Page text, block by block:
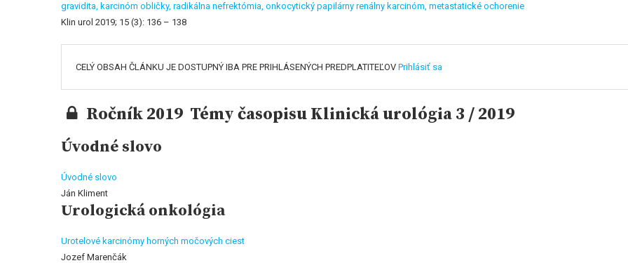
gravidita, karcinóm obličky, radikálna nefrektómia, onkocytický papilárny renálny karcinóm, metastatické ochorenie
Klin urol 2019; 15 (3): 136 – 138
CELÝ OBSAH ČLÁNKU JE DOSTUPNÝ IBA PRE PRIHLÁSENÝCH PREDPLATITEĽOV Prihlásiť sa
Ročník 2019 Témy časopisu Klinická urológia 3 / 2019
Úvodné slovo
Úvodné slovo
Ján Kliment
Urologická onkológia
Urotelové karcinómy horných močových ciest
Jozef Marenčák